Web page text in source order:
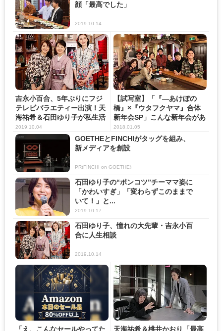
顔「最高でした」
2019.10.14
吉永小百合、5年ぶりにフジ
テレビバラエティー出演！天
海祐希＆石田ゆり子が私生活
を...
2019.10.04
【試写室】「『―あけぼの
橋』×『ウタフクヤマ』合体
新年会SP」こんな新年会があ
る...
2018.01.05
GOETHEとFINCHIがタッグを組み、
新メディアを創設
PR(FINCHI on GOETHE)
石田ゆり子の“ポンコツ”チーママ姿に
「かわいすぎ」「変わらずこのままで
いて！」と...
2019.10.17
石田ゆり子、憧れの大先輩・吉永小百
合に人生相談
2019.10.14
「え、こんなセールやってた
天海祐希＆桃井かおり「最高